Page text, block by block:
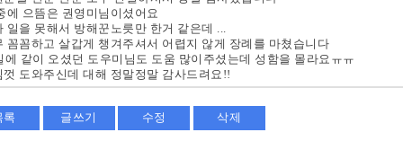
에 으뜸은 권영미님이셨어요
일을 못해서 방해꾼노릇만 한거 같은데 ...
꼼꼼하고 살갑게 챙겨주셔서 어렵지 않게 장례를 마쳤습니다
에 같이 오셨던 도우미님도 도움 많이주셨는데 성함을 몰라요ㅠㅠ
껏 도와주신데 대해 정말정말 감사드려요!!
록 글쓰기 수정 삭제